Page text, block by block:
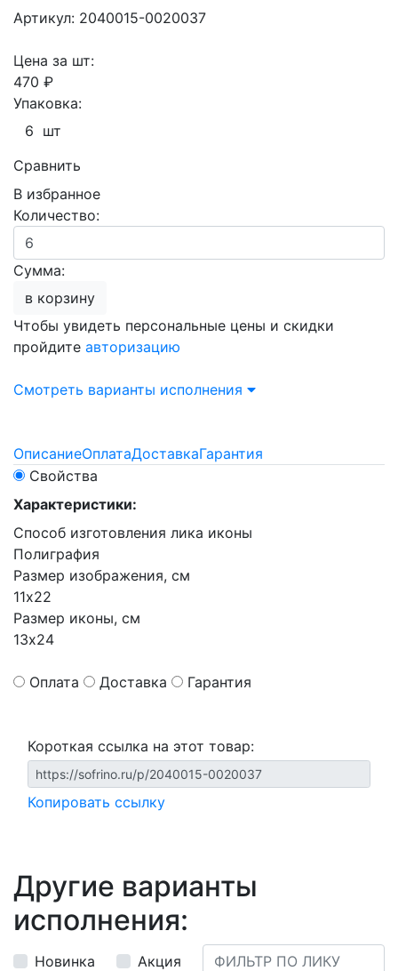
Артикул: 2040015-0020037
Цена за шт:
470 ₽
Упаковка:
6 шт
Сравнить
В избранное
Количество:
Сумма:
в корзину
Чтобы увидеть персональные цены и скидки
пройдите авторизацию
Смотреть варианты исполнения
ОписаниеОплатаДоставкаГарантия
Свойства
Характеристики:
Способ изготовления лика иконы
Полиграфия
Размер изображения, см
11х22
Размер иконы, см
13х24
Оплата Доставка Гарантия
Короткая ссылка на этот товар:
Копировать ссылку
Другие варианты
исполнения:
Новинка
Акция